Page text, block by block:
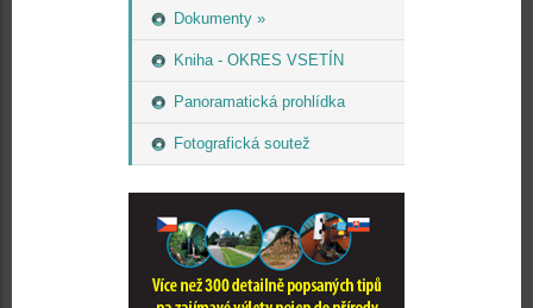
Dokumenty »
Kniha - OKRES VSETÍN
Panoramatická prohlídka
Fotografická soutež